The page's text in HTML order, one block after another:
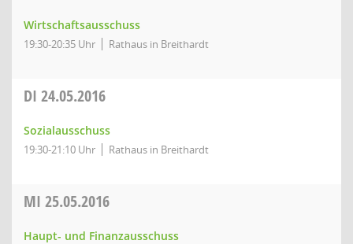
Wirtschaftsausschuss
19:30-20:35 Uhr Rathaus in Breithardt
DI 24.05.2016
Sozialausschuss
19:30-21:10 Uhr Rathaus in Breithardt
MI 25.05.2016
Haupt- und Finanzausschuss